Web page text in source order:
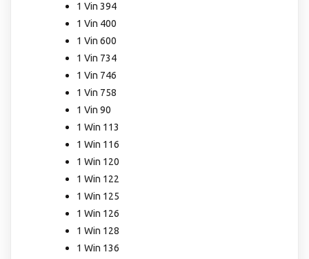
1 Vin 394
1 Vin 400
1 Vin 600
1 Vin 734
1 Vin 746
1 Vin 758
1 Vin 90
1 Win 113
1 Win 116
1 Win 120
1 Win 122
1 Win 125
1 Win 126
1 Win 128
1 Win 136